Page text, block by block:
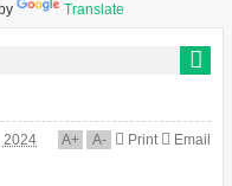
Translate
2024 A+ A- Print Email